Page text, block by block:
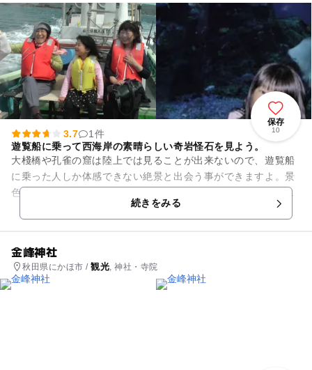
保存
10
3.7
1件
遊覧船に乗って西海岸の素晴らしい奇岩怪石を見よう。
大棧橋や孔雀の窟は陸上では見ることが出来ないので、遊覧船
に乗った人しか体感できない絶景と出会う事ができますよ。景
色も最高ですが時々自然の野鳥も出てきます。あの鳥なんてい
う鳥なんだろうなんて言って...続きをみる
金峰神社
秋田県にかほ市 /観光, 神社・寺院